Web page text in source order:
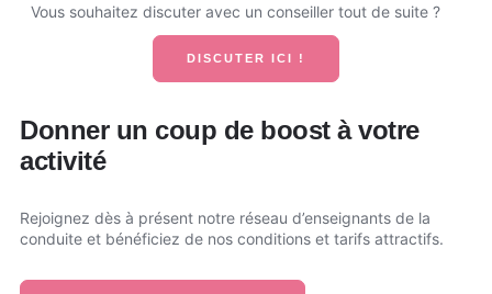
Vous souhaitez discuter avec un conseiller tout de suite ?
DISCUTER ICI !
Donner un coup de boost à votre
activité
Rejoignez dès à présent notre réseau d’enseignants de la
conduite et bénéficiez de nos conditions et tarifs attractifs.